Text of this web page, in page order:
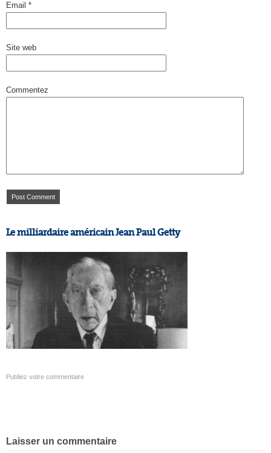
Email *
Site web
Commentez
Le milliardaire américain Jean Paul Getty
Publiez votre commentaire
Laisser un commentaire